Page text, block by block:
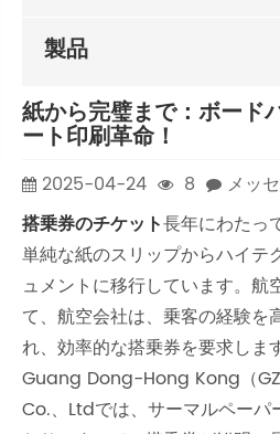
製品
紙から完璧まで：ボード
ート印刷革命！
2025-04-24 8
メッ
搭乗券のチケット長年にわたっ
単純な紙のスリップからハイテ
ュメントに移行しています。航
て、航空会社は、乗客の経験を
れ、効率的な搭乗券を要求しま
Guang Dong-Hong Kong（
Co.、Ltdでは、サーマルペーパ